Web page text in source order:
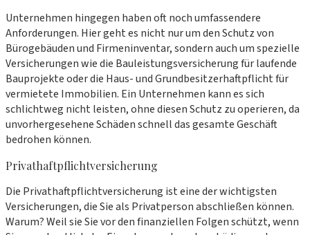
Unternehmen hingegen haben oft noch umfassendere
Anforderungen. Hier geht es nicht nur um den Schutz von
Bürogebäuden und Firmeninventar, sondern auch um spezielle
Versicherungen wie die Bauleistungsversicherung für laufende
Bauprojekte oder die Haus- und Grundbesitzerhaftpflicht für
vermietete Immobilien. Ein Unternehmen kann es sich
schlichtweg nicht leisten, ohne diesen Schutz zu operieren, da
unvorhergesehene Schäden schnell das gesamte Geschäft
bedrohen können.
Privathaftpflichtversicherung
Die Privathaftpflichtversicherung ist eine der wichtigsten
Versicherungen, die Sie als Privatperson abschließen können.
Warum? Weil sie Sie vor den finanziellen Folgen schützt, wenn